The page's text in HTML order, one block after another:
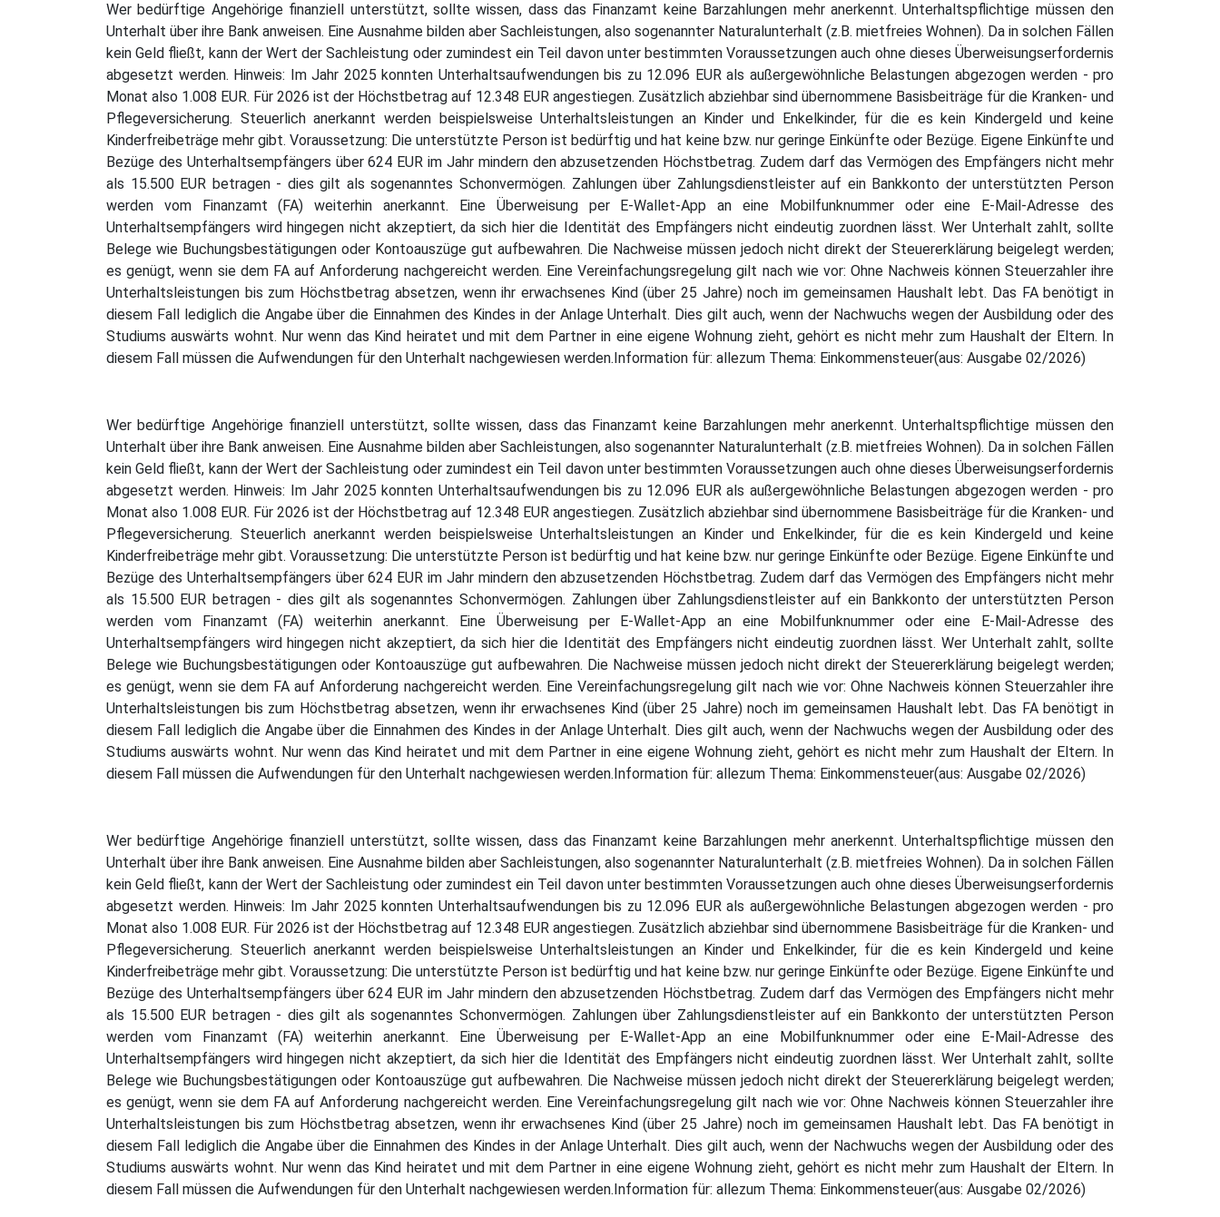
Wer bedürftige Angehörige finanziell unterstützt, sollte wissen, dass das Finanzamt keine Barzahlungen mehr anerkennt. Unterhaltspflichtige müssen den
Unterhalt über ihre Bank anweisen. Eine Ausnahme bilden aber Sachleistungen, also sogenannter Naturalunterhalt (z.B. mietfreies Wohnen). Da in solchen Fällen
kein Geld fließt, kann der Wert der Sachleistung oder zumindest ein Teil davon unter bestimmten Voraussetzungen auch ohne dieses Überweisungserfordernis
abgesetzt werden. Hinweis: Im Jahr 2025 konnten Unterhaltsaufwendungen bis zu 12.096 EUR als außergewöhnliche Belastungen abgezogen werden - pro
Monat also 1.008 EUR. Für 2026 ist der Höchstbetrag auf 12.348 EUR angestiegen. Zusätzlich abziehbar sind übernommene Basisbeiträge für die Kranken- und
Pflegeversicherung. Steuerlich anerkannt werden beispielsweise Unterhaltsleistungen an Kinder und Enkelkinder, für die es kein Kindergeld und keine
Kinderfreibeträge mehr gibt. Voraussetzung: Die unterstützte Person ist bedürftig und hat keine bzw. nur geringe Einkünfte oder Bezüge. Eigene Einkünfte und
Bezüge des Unterhaltsempfängers über 624 EUR im Jahr mindern den abzusetzenden Höchstbetrag. Zudem darf das Vermögen des Empfängers nicht mehr
als 15.500 EUR betragen - dies gilt als sogenanntes Schonvermögen. Zahlungen über Zahlungsdienstleister auf ein Bankkonto der unterstützten Person
werden vom Finanzamt (FA) weiterhin anerkannt. Eine Überweisung per E-Wallet-App an eine Mobilfunknummer oder eine E-Mail-Adresse des
Unterhaltsempfängers wird hingegen nicht akzeptiert, da sich hier die Identität des Empfängers nicht eindeutig zuordnen lässt. Wer Unterhalt zahlt, sollte
Belege wie Buchungsbestätigungen oder Kontoauszüge gut aufbewahren. Die Nachweise müssen jedoch nicht direkt der Steuererklärung beigelegt werden;
es genügt, wenn sie dem FA auf Anforderung nachgereicht werden. Eine Vereinfachungsregelung gilt nach wie vor: Ohne Nachweis können Steuerzahler ihre
Unterhaltsleistungen bis zum Höchstbetrag absetzen, wenn ihr erwachsenes Kind (über 25 Jahre) noch im gemeinsamen Haushalt lebt. Das FA benötigt in
diesem Fall lediglich die Angabe über die Einnahmen des Kindes in der Anlage Unterhalt. Dies gilt auch, wenn der Nachwuchs wegen der Ausbildung oder des
Studiums auswärts wohnt. Nur wenn das Kind heiratet und mit dem Partner in eine eigene Wohnung zieht, gehört es nicht mehr zum Haushalt der Eltern. In
diesem Fall müssen die Aufwendungen für den Unterhalt nachgewiesen werden.Information für: allezum Thema: Einkommensteuer(aus: Ausgabe 02/2026)
Wer bedürftige Angehörige finanziell unterstützt, sollte wissen, dass das Finanzamt keine Barzahlungen mehr anerkennt. Unterhaltspflichtige müssen den
Unterhalt über ihre Bank anweisen. Eine Ausnahme bilden aber Sachleistungen, also sogenannter Naturalunterhalt (z.B. mietfreies Wohnen). Da in solchen Fällen
kein Geld fließt, kann der Wert der Sachleistung oder zumindest ein Teil davon unter bestimmten Voraussetzungen auch ohne dieses Überweisungserfordernis
abgesetzt werden. Hinweis: Im Jahr 2025 konnten Unterhaltsaufwendungen bis zu 12.096 EUR als außergewöhnliche Belastungen abgezogen werden - pro
Monat also 1.008 EUR. Für 2026 ist der Höchstbetrag auf 12.348 EUR angestiegen. Zusätzlich abziehbar sind übernommene Basisbeiträge für die Kranken- und
Pflegeversicherung. Steuerlich anerkannt werden beispielsweise Unterhaltsleistungen an Kinder und Enkelkinder, für die es kein Kindergeld und keine
Kinderfreibeträge mehr gibt. Voraussetzung: Die unterstützte Person ist bedürftig und hat keine bzw. nur geringe Einkünfte oder Bezüge. Eigene Einkünfte und
Bezüge des Unterhaltsempfängers über 624 EUR im Jahr mindern den abzusetzenden Höchstbetrag. Zudem darf das Vermögen des Empfängers nicht mehr
als 15.500 EUR betragen - dies gilt als sogenanntes Schonvermögen. Zahlungen über Zahlungsdienstleister auf ein Bankkonto der unterstützten Person
werden vom Finanzamt (FA) weiterhin anerkannt. Eine Überweisung per E-Wallet-App an eine Mobilfunknummer oder eine E-Mail-Adresse des
Unterhaltsempfängers wird hingegen nicht akzeptiert, da sich hier die Identität des Empfängers nicht eindeutig zuordnen lässt. Wer Unterhalt zahlt, sollte
Belege wie Buchungsbestätigungen oder Kontoauszüge gut aufbewahren. Die Nachweise müssen jedoch nicht direkt der Steuererklärung beigelegt werden;
es genügt, wenn sie dem FA auf Anforderung nachgereicht werden. Eine Vereinfachungsregelung gilt nach wie vor: Ohne Nachweis können Steuerzahler ihre
Unterhaltsleistungen bis zum Höchstbetrag absetzen, wenn ihr erwachsenes Kind (über 25 Jahre) noch im gemeinsamen Haushalt lebt. Das FA benötigt in
diesem Fall lediglich die Angabe über die Einnahmen des Kindes in der Anlage Unterhalt. Dies gilt auch, wenn der Nachwuchs wegen der Ausbildung oder des
Studiums auswärts wohnt. Nur wenn das Kind heiratet und mit dem Partner in eine eigene Wohnung zieht, gehört es nicht mehr zum Haushalt der Eltern. In
diesem Fall müssen die Aufwendungen für den Unterhalt nachgewiesen werden.Information für: allezum Thema: Einkommensteuer(aus: Ausgabe 02/2026)
Wer bedürftige Angehörige finanziell unterstützt, sollte wissen, dass das Finanzamt keine Barzahlungen mehr anerkennt. Unterhaltspflichtige müssen den
Unterhalt über ihre Bank anweisen. Eine Ausnahme bilden aber Sachleistungen, also sogenannter Naturalunterhalt (z.B. mietfreies Wohnen). Da in solchen Fällen
kein Geld fließt, kann der Wert der Sachleistung oder zumindest ein Teil davon unter bestimmten Voraussetzungen auch ohne dieses Überweisungserfordernis
abgesetzt werden. Hinweis: Im Jahr 2025 konnten Unterhaltsaufwendungen bis zu 12.096 EUR als außergewöhnliche Belastungen abgezogen werden - pro
Monat also 1.008 EUR. Für 2026 ist der Höchstbetrag auf 12.348 EUR angestiegen. Zusätzlich abziehbar sind übernommene Basisbeiträge für die Kranken- und
Pflegeversicherung. Steuerlich anerkannt werden beispielsweise Unterhaltsleistungen an Kinder und Enkelkinder, für die es kein Kindergeld und keine
Kinderfreibeträge mehr gibt. Voraussetzung: Die unterstützte Person ist bedürftig und hat keine bzw. nur geringe Einkünfte oder Bezüge. Eigene Einkünfte und
Bezüge des Unterhaltsempfängers über 624 EUR im Jahr mindern den abzusetzenden Höchstbetrag. Zudem darf das Vermögen des Empfängers nicht mehr
als 15.500 EUR betragen - dies gilt als sogenanntes Schonvermögen. Zahlungen über Zahlungsdienstleister auf ein Bankkonto der unterstützten Person
werden vom Finanzamt (FA) weiterhin anerkannt. Eine Überweisung per E-Wallet-App an eine Mobilfunknummer oder eine E-Mail-Adresse des
Unterhaltsempfängers wird hingegen nicht akzeptiert, da sich hier die Identität des Empfängers nicht eindeutig zuordnen lässt. Wer Unterhalt zahlt, sollte
Belege wie Buchungsbestätigungen oder Kontoauszüge gut aufbewahren. Die Nachweise müssen jedoch nicht direkt der Steuererklärung beigelegt werden;
es genügt, wenn sie dem FA auf Anforderung nachgereicht werden. Eine Vereinfachungsregelung gilt nach wie vor: Ohne Nachweis können Steuerzahler ihre
Unterhaltsleistungen bis zum Höchstbetrag absetzen, wenn ihr erwachsenes Kind (über 25 Jahre) noch im gemeinsamen Haushalt lebt. Das FA benötigt in
diesem Fall lediglich die Angabe über die Einnahmen des Kindes in der Anlage Unterhalt. Dies gilt auch, wenn der Nachwuchs wegen der Ausbildung oder des
Studiums auswärts wohnt. Nur wenn das Kind heiratet und mit dem Partner in eine eigene Wohnung zieht, gehört es nicht mehr zum Haushalt der Eltern. In
diesem Fall müssen die Aufwendungen für den Unterhalt nachgewiesen werden.Information für: allezum Thema: Einkommensteuer(aus: Ausgabe 02/2026)